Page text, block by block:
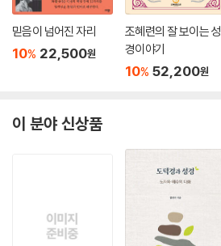
믿음이 넘어진 자리
10% 22,500원
조혜련의 잘 보이는 성
경이야기
10% 52,200원
이 분야 신상품